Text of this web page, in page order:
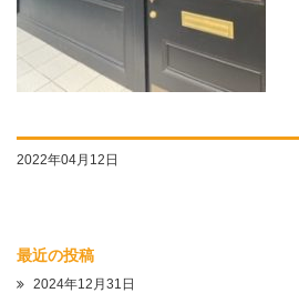
2022年04月12日
最近の投稿
2024年12月31日